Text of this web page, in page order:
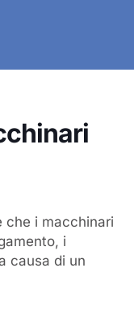
che i macchinari
i
causa di un